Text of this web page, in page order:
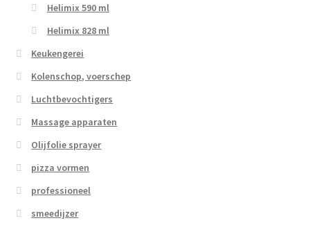
Helimix 590 ml
Helimix 828 ml
Keukengerei
Kolenschop, voerschep
Luchtbevochtigers
Massage apparaten
Olijfolie sprayer
pizza vormen
professioneel
smeedijzer